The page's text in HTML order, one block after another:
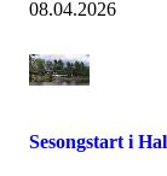
08.04.2026
Sesongstart i